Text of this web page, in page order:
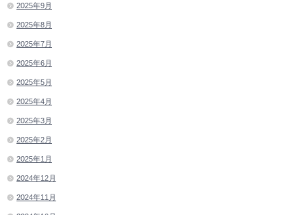
2025年9月
2025年8月
2025年7月
2025年6月
2025年5月
2025年4月
2025年3月
2025年2月
2025年1月
2024年12月
2024年11月